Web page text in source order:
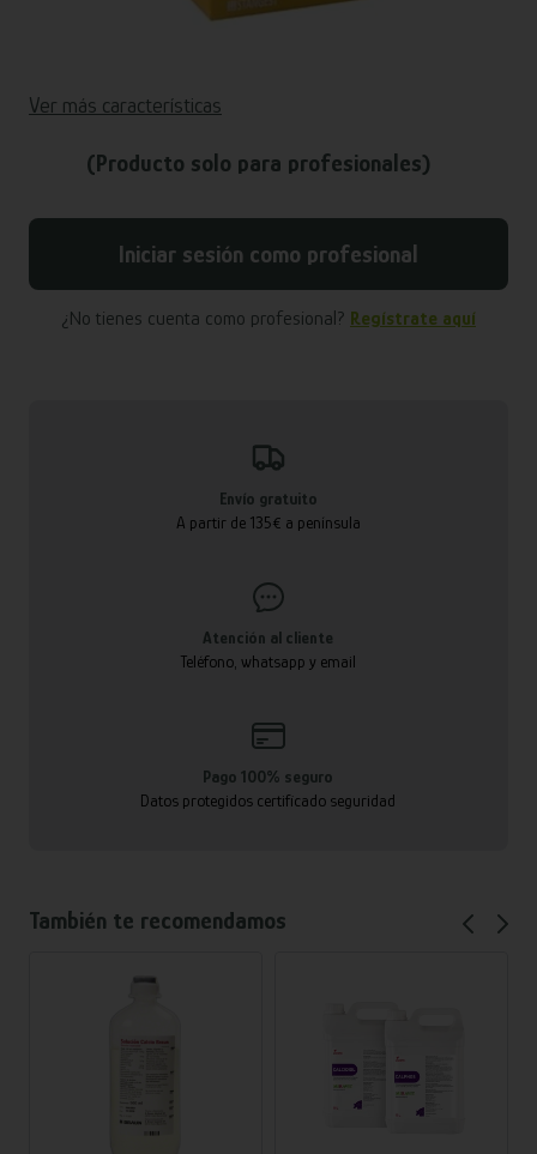
Ver más características
(Producto solo para profesionales)
Iniciar sesión como profesional
¿No tienes cuenta como profesional? Regístrate aquí
Envío gratuito
A partir de 135€ a península
Atención al cliente
Teléfono, whatsapp y email
Pago 100% seguro
Datos protegidos certificado seguridad
También te recomendamos